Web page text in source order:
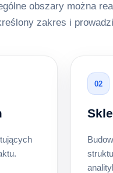
obszary można
zakres i
02